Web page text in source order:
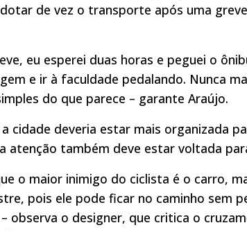
de vez o transporte após uma
eu esperei duas horas e peguei o
e ir à faculdade pedalando. Nunca
do que parece – garante Araújo.
cidade deveria estar mais organizada
atenção também deve estar voltada
o maior inimigo do ciclista é o carro,
pois ele pode ficar no caminho sem
observa o designer, que critica o